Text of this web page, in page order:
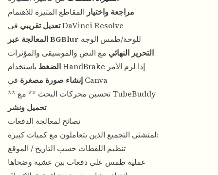
مراجعة واختيار المقاطع المثيرة للاهتمام
تعديل تقريبيفي DaVinci Resolve
المعالجة عبر BGBlur للوحة/طمس الوجه
التحرير النهائي مع النص والموسيقى والمؤثرات
الضغط
باستخدام HandBrake إذا لزم الأمر
إنشاء صورة مصغرة في Canva
** تحسين محركات البحث ** مع TubeBuddy
تحميل ونشر
نصائح لمعالجة الدفعات
لمنشئي التجميع الذين يتعاملون مع كميات كبيرة:
تنظيم اللقطات حسب التاريخ / الموقع
عملية طمس على دفعات بين عشية وضحاها